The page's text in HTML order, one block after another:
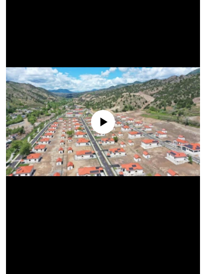
No media source currently available